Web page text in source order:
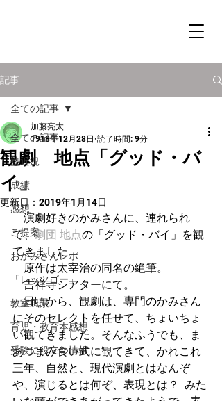
記事
全ての記事
塾近況
成績
感想
ご提案
おかみさんレポ
「レッツゴー」
教室風景
育児・教育本感想
受験に役立つ情報
全ての記事
観劇 地点「グッド・バ
イ」
加藤亮太
1918年12月28日 読了時間: 9分
更新日： 2019年1月14日
演劇好きのかみさんに、連れられ
て、劇団 地点の「グッド・バイ」を観
てきました。
原作は太宰治の同名の絶筆。
吉祥寺シアターにて。
日頃から、観劇は、専門のかみさん
にそのセレクトを任せて、ちょいちょ
い観てきました。そんなふうでも、ま
あつまみ食い式に観てきて、かれこれ
三年、自然と、現代演劇とはなんぞ
や、演じるとは何ぞ、表現とは？  みた